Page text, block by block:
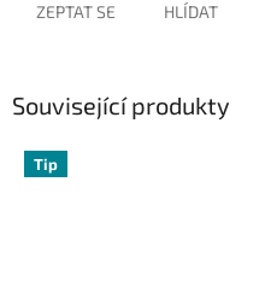
ZEPTAT SE HLÍDAT
Související produkty
Tip